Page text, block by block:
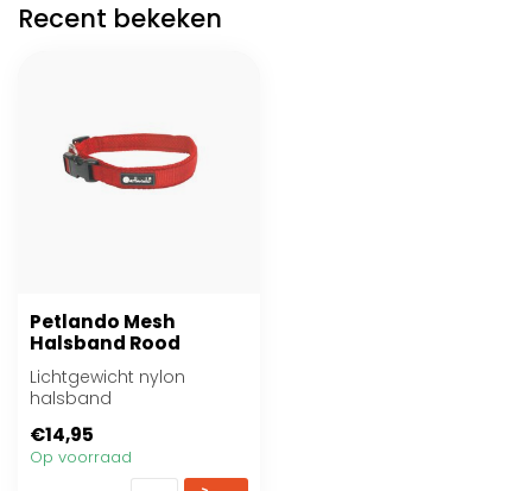
Recent bekeken
Petlando Mesh
Halsband Rood
Lichtgewicht nylon
halsband
€14,95
Op voorraad